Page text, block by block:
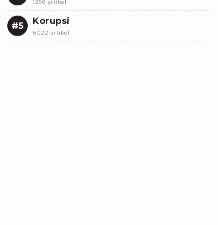
1256 artikel
#5 Korupsi
6022 artikel